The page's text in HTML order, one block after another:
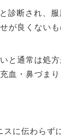
診断され、
が良くない
と通常は処
血・鼻づま
に伝わらず